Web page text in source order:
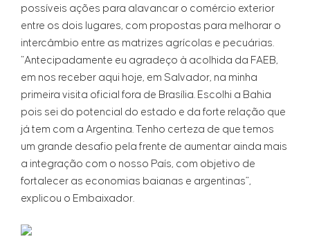
possíveis ações para alavancar o comércio exterior
entre os dois lugares, com propostas para melhorar o
intercâmbio entre as matrizes agrícolas e pecuárias.
“Antecipadamente eu agradeço à acolhida da FAEB,
em nos receber aqui hoje, em Salvador, na minha
primeira visita oficial fora de Brasília. Escolhi a Bahia
pois sei do potencial do estado e da forte relação que
já tem com a Argentina. Tenho certeza de que temos
um grande desafio pela frente de aumentar ainda mais
a integração com o nosso País, com objetivo de
fortalecer as economias baianas e argentinas”,
explicou o Embaixador.